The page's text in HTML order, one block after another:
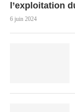
l’exploitation
6 juin 2024